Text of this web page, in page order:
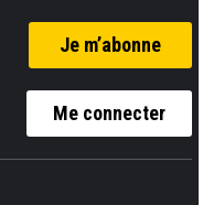
Je m’abonne
Me connecter